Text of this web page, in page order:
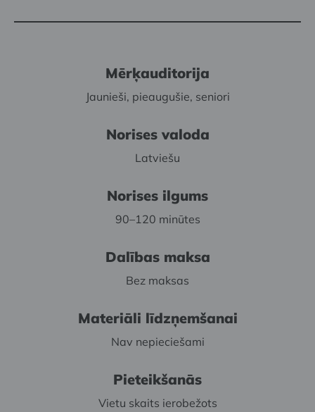
Mērķauditorija
Jaunieši, pieaugušie, seniori
Norises valoda
Latviešu
Norises ilgums
90–120 minūtes
Dalības maksa
Bez maksas
Materiāli līdzņemšanai
Nav nepieciešami
Pieteikšanās
Vietu skaits ierobežots